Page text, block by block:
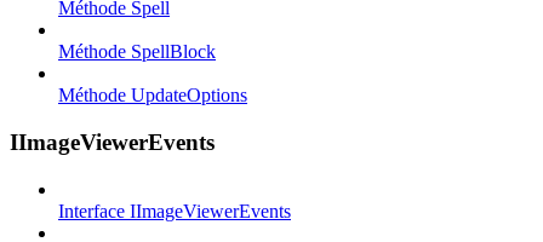
Méthode Spell
Méthode SpellBlock
Méthode UpdateOptions
IImageViewerEvents
Interface IImageViewerEvents